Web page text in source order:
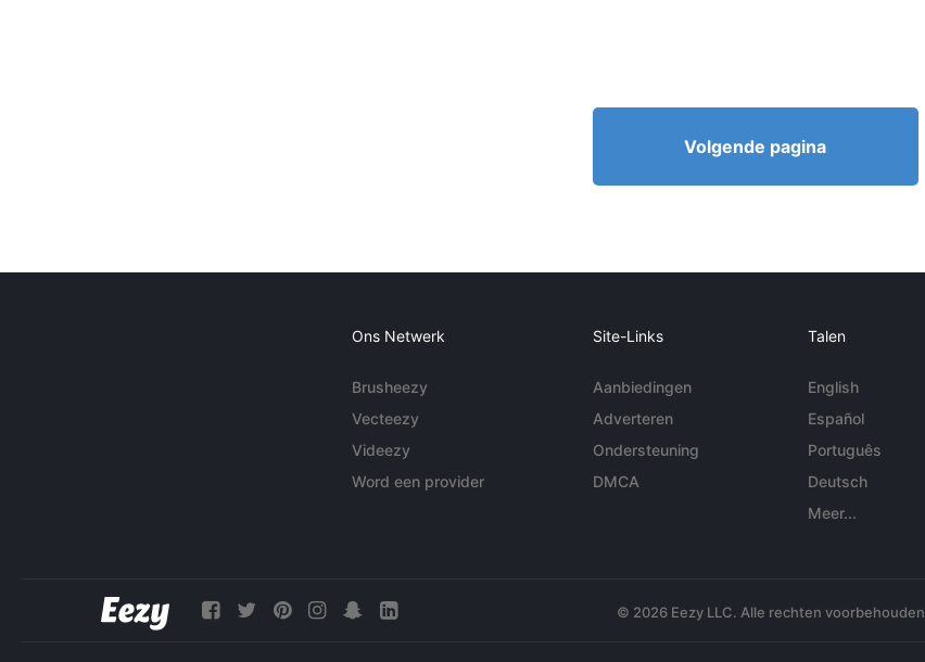
Volgende pagina
Ons Netwerk
Brusheezy
Vecteezy
Videezy
Word een provider
Site-Links
Aanbiedingen
Adverteren
Ondersteuning
DMCA
Talen
English
Español
Português
Deutsch
Meer...
© 2026 Eezy LLC. Alle rechten voorbehouden